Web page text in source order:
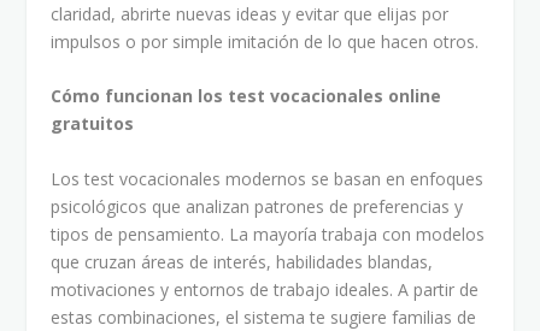
claridad, abrirte nuevas ideas y evitar que elijas por
impulsos o por simple imitación de lo que hacen otros.
Cómo funcionan los test vocacionales online
gratuitos
Los test vocacionales modernos se basan en enfoques
psicológicos que analizan patrones de preferencias y
tipos de pensamiento. La mayoría trabaja con modelos
que cruzan áreas de interés, habilidades blandas,
motivaciones y entornos de trabajo ideales. A partir de
estas combinaciones, el sistema te sugiere familias de